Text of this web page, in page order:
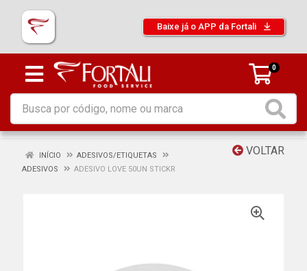
Baixe já o APP da Fortali
0
VOLTAR
INÍCIO
ADESIVOS/ETIQUETAS
ADESIVOS
ADESIVO LOVE 50UN STICKR